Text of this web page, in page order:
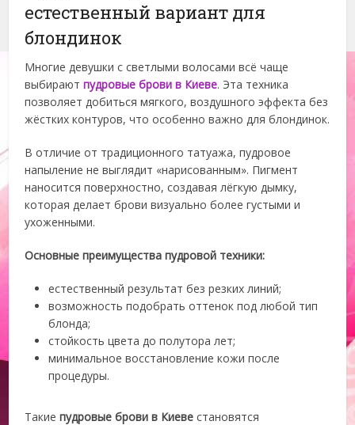
естественный вариант для
блондинок
Многие девушки с светлыми волосами всё чаще
выбираютпудровые брови в Киеве. Эта техника
позволяет добиться мягкого, воздушного эффекта без
жёстких контуров, что особенно важно для блондинок.
В отличие от традиционного татуажа, пудровое
напыление не выглядит «нарисованным». Пигмент
наносится поверхностно, создавая лёгкую дымку,
которая делает брови визуально более густыми и
ухоженными.
Основные преимущества пудровой техники:
естественный результат без резких линий;
возможность подобрать оттенок под любой тип
блонда;
стойкость цвета до полутора лет;
минимальное восстановление кожи после
процедуры.
Такиепудровые брови в Киеве становятся